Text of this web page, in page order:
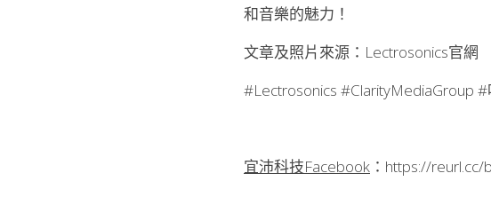
和音樂的魅力！
文章及照片來源：Lectrosonics官網
#Lectrosonics #ClarityMediaGroup
宜沛科技Facebook ： https://reurl.cc/